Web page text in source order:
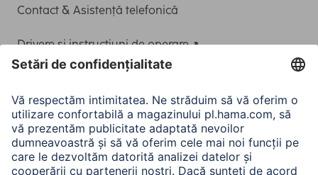
Contact & Asistență telefonică
Drivere și instrucțiuni de operare
A.N.P.C.
A.N.P.C. SAL